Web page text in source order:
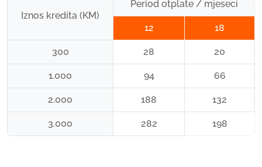
Iznos kredita (KM)
Period otplate / mjeseci
12 18
300 28 20
1.000 94 66
2.000 188 132
3.000 282 198